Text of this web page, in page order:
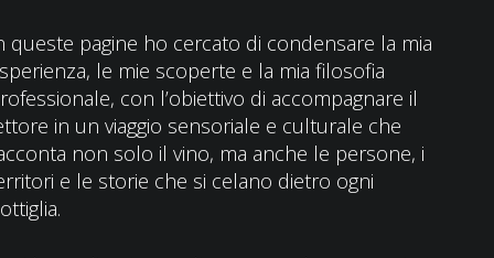
queste pagine ho cercato di condensare la mia
le mie scoperte e la mia filosofia
con l’obiettivo di accompagnare il
in un viaggio sensoriale e culturale che
non solo il vino, ma anche le persone, i
e le storie che si celano dietro ogni